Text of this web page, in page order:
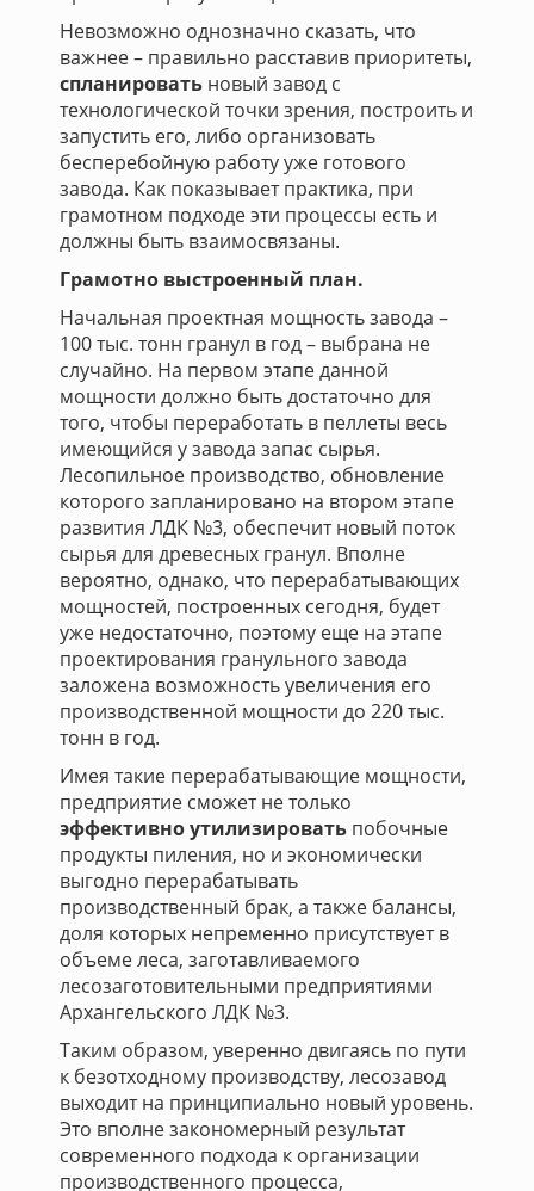
Невозможно однозначно сказать, что
важнее – правильно расставив приоритеты,
спланировать новый завод с
технологической точки зрения, построить и
запустить его, либо организовать
бесперебойную работу уже готового
завода. Как показывает практика, при
грамотном подходе эти процессы есть и
должны быть взаимосвязаны.
Грамотно выстроенный план.
Начальная проектная мощность завода –
100 тыс. тонн гранул в год – выбрана не
случайно. На первом этапе данной
мощности должно быть достаточно для
того, чтобы переработать в пеллеты весь
имеющийся у завода запас сырья.
Лесопильное производство, обновление
которого запланировано на втором этапе
развития ЛДК №3, обеспечит новый поток
сырья для древесных гранул. Вполне
вероятно, однако, что перерабатывающих
мощностей, построенных сегодня, будет
уже недостаточно, поэтому еще на этапе
проектирования гранульного завода
заложена возможность увеличения его
производственной мощности до 220 тыс.
тонн в год.
Имея такие перерабатывающие мощности,
предприятие сможет не только
эффективно утилизировать побочные
продукты пиления, но и экономически
выгодно перерабатывать
производственный брак, а также балансы,
доля которых непременно присутствует в
объеме леса, заготавливаемого
лесозаготовительными предприятиями
Архангельского ЛДК №3.
Таким образом, уверенно двигаясь по пути
к безотходному производству, лесозавод
выходит на принципиально новый уровень.
Это вполне закономерный результат
современного подхода к организации
производственного процесса,